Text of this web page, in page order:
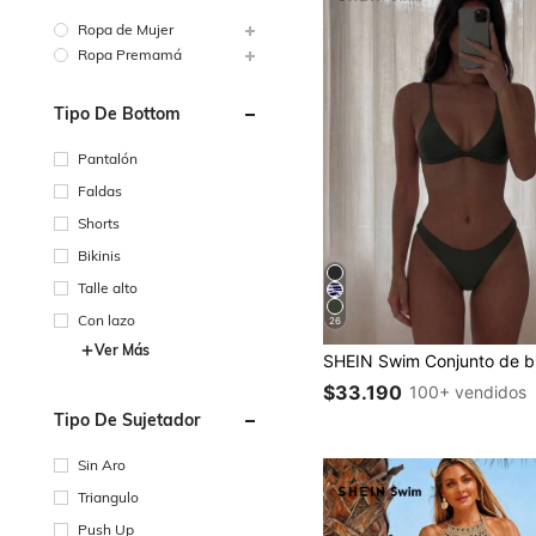
Ropa de Mujer
Ropa Premamá
Tipo De Bottom
Pantalón
Faldas
Shorts
Bikinis
Talle alto
Con lazo
Ver Más
Tipo De Sujetador
Sin Aro
Triangulo
Push Up
26
$33.190 100+ vendidos